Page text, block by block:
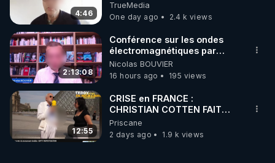
4:46
TrueMedia
One day ago
2.4 k views
2:13:08
Conférence sur les ondes
électromagnétiques par
Grégoire Caustru et Bart de
Wever !
Nicolas BOUVIER
16 hours ago
195 views
12:55
CRISE en FRANCE :
CHRISTIAN COTTEN FAIT
une étrange découverte
Priscane
2 days ago
1.9 k views